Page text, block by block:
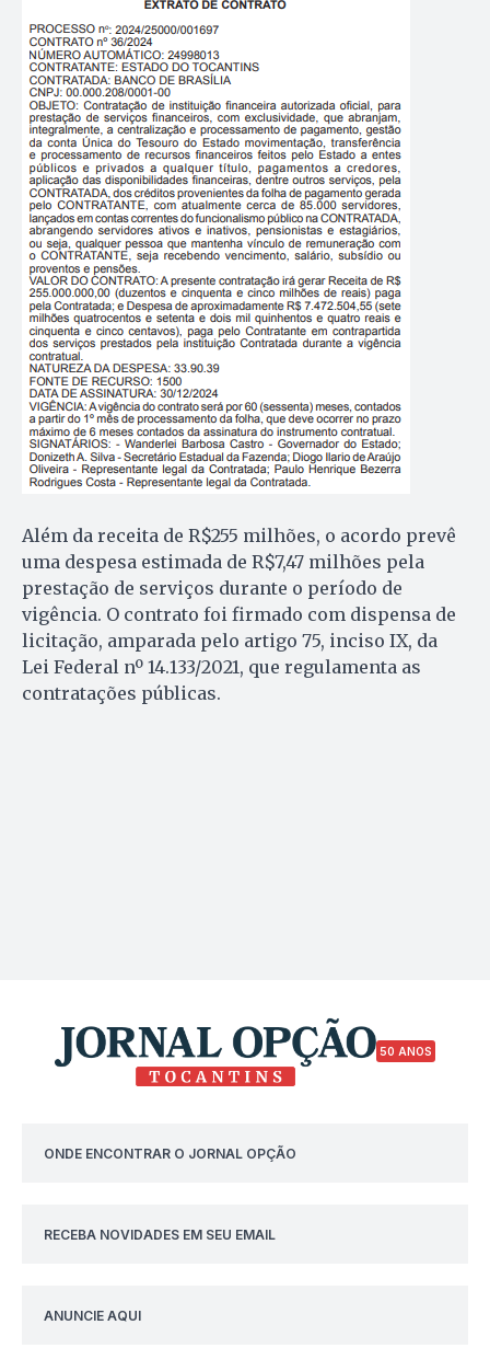
Além da receita de R$255 milhões, o acordo prevê
uma despesa estimada de R$7,47 milhões pela
prestação de serviços durante o período de
vigência. O contrato foi firmado com dispensa de
licitação, amparada pelo artigo 75, inciso IX, da
Lei Federal nº 14.133/2021, que regulamenta as
contratações públicas.
50 ANOS
ONDE ENCONTRAR O JORNAL OPÇÃO
RECEBA NOVIDADES EM SEU EMAIL
ANUNCIE AQUI